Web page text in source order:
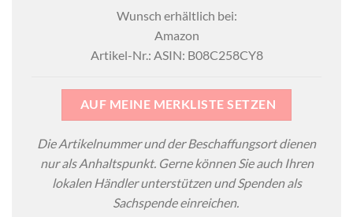
Wunsch erhältlich bei:
Amazon
Artikel-Nr.: ASIN: B08C258CY8
AUF MEINE MERKLISTE SETZEN
Die Artikelnummer und der Beschaffungsort dienen
nur als Anhaltspunkt. Gerne können Sie auch Ihren
lokalen Händler unterstützen und Spenden als
Sachspende einreichen.